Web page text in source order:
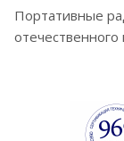
Портативные
отечественного